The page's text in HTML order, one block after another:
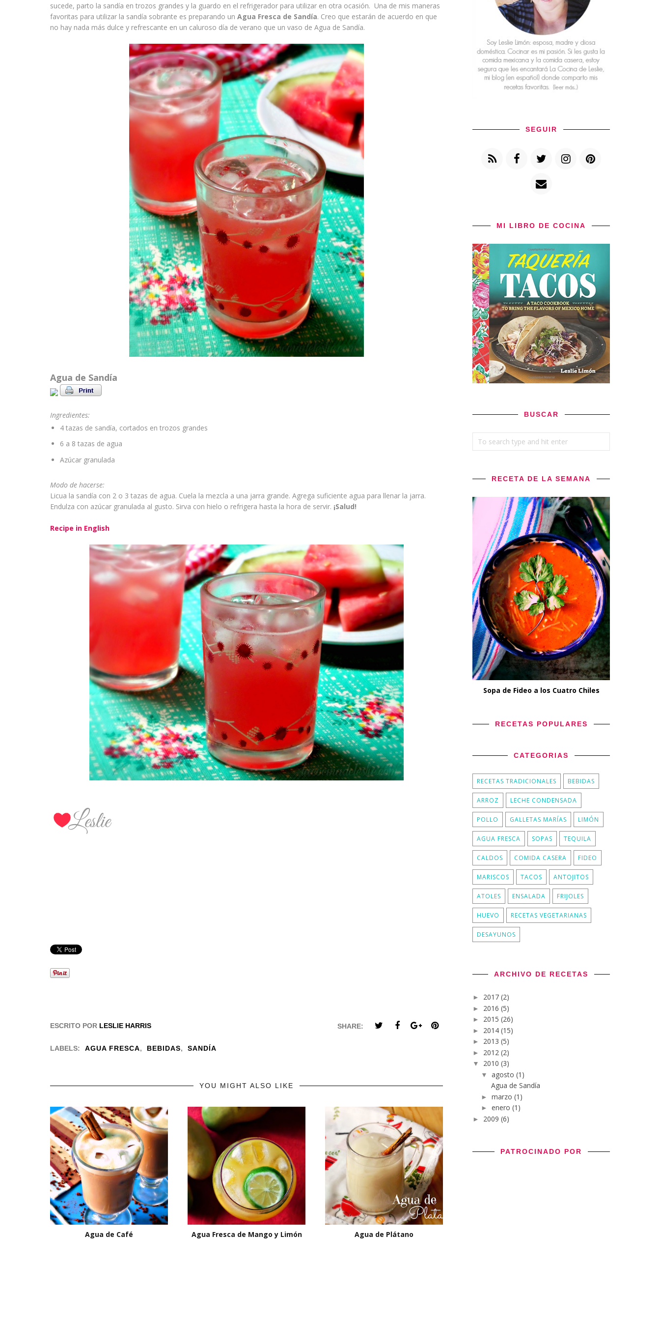
sucede, parto la sandía en trozos grandes y la guardo en el refrigerador para utilizar en otra ocasión. Una de mis maneras
favoritas para utilizar la sandía sobrante es preparando un Agua Fresca de Sandía. Creo que estarán de acuerdo en que
no hay nada más dulce y refrescante en un caluroso día de verano que un vaso de Agua de Sandía.
Agua de Sandía
Ingredientes:
4 tazas de sandía, cortados en trozos grandes
6 a 8 tazas de agua
Azúcar granulada
Modo de hacerse:
Licua la sandía con 2 o 3 tazas de agua. Cuela la mezcla a una jarra grande. Agrega suficiente agua para llenar la jarra.
Endulza con azúcar granulada al gusto. Sirva con hielo o refrigera hasta la hora de servir. ¡Salud!
Recipe in English
ESCRITO POR LESLIE HARRIS SHARE:
LABELS: AGUA FRESCA, BEBIDAS, SANDÍA
YOU MIGHT ALSO LIKE
Agua de Café Agua Fresca de Mango y Limón Agua de Plátano
SEGUIR
MI LIBRO DE COCINA
BUSCAR
RECETA DE LA SEMANA
Sopa de Fideo a los Cuatro Chiles
RECETAS POPULARES
CATEGORIAS
RECETAS TRADICIONALES BEBIDAS
ARROZ LECHE CONDENSADA
POLLO GALLETAS MARÍAS LIMÓN
AGUA FRESCA SOPAS TEQUILA
CALDOS COMIDA CASERA FIDEO
MARISCOS TACOS ANTOJITOS
ATOLES ENSALADA FRIJOLES
HUEVO RECETAS VEGETARIANAS
DESAYUNOS
ARCHIVO DE RECETAS
► 2017 (2)
► 2016 (5)
► 2015 (26)
► 2014 (15)
► 2013 (5)
► 2012 (2)
▼ 2010 (3)
▼ agosto (1)
Agua de Sandía
► marzo (1)
► enero (1)
► 2009 (6)
PATROCINADO POR